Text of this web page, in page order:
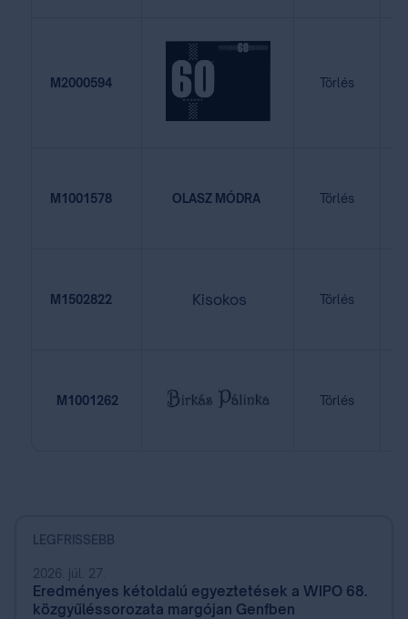
M2000594 Törlés
M1001578 OLASZ MÓDRA Törlés
M1502822 Kisokos Törlés
M1001262 Törlés
LEGFRISSEBB
2026. júl. 27.
Eredményes kétoldalú egyeztetések a WIPO 68.
közgyűléssorozata margójan Genfben